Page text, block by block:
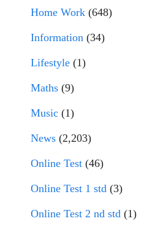
Home Work (648)
Information (34)
Lifestyle (1)
Maths (9)
Music (1)
News (2,203)
Online Test (46)
Online Test 1 std (3)
Online Test 2 nd std (1)